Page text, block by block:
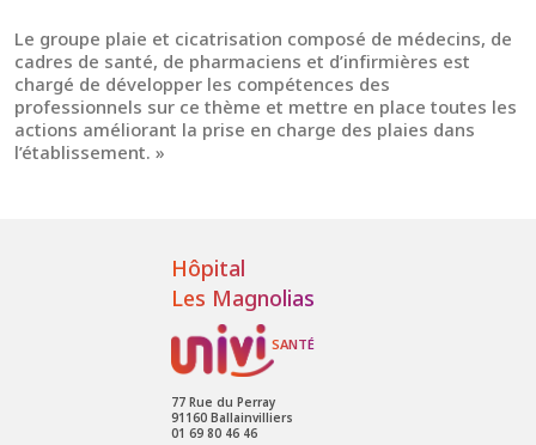
Le groupe plaie et cicatrisation composé de médecins, de
cadres de santé, de pharmaciens et d’infirmières est
chargé de développer les compétences des
professionnels sur ce thème et mettre en place toutes les
actions améliorant la prise en charge des plaies dans
l’établissement. »
Hôpital
Les Magnolias
77 Rue du Perray
91160 Ballainvilliers
01 69 80 46 46